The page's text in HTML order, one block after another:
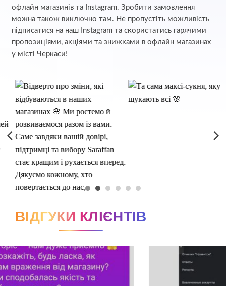
офлайн магазинів та Instagram. Зробити замовлення
можна також виключно там. Не пропустіть можливість
підписатися на наш Instagram та скористатись гарячими
пропозиціями, акціями та знижками в офлайн магазинах
у місті Черкаси!
ВІДГУКИ КЛІЄНТІВ